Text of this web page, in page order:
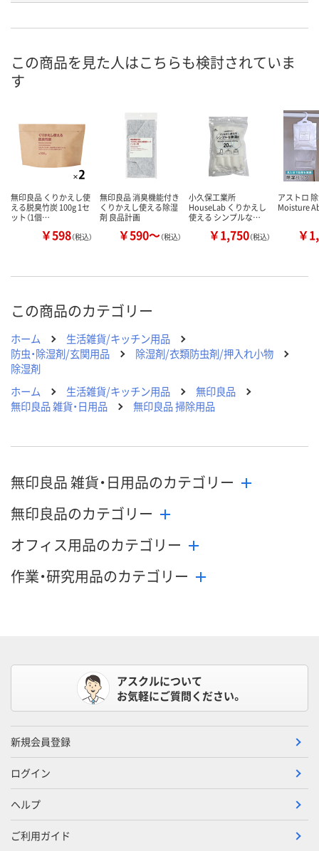
8月7日（金）
カゴへ カゴへ
この商品を見た人はこちらも検討されていま
す
無印良品 くりかえし使
える脱臭竹炭 100g 1セ
ット（1個…
￥598（税込）
無印良品 消臭機能付き
くりかえし使える除湿
剤 良品計画
￥590～（税込）
小久保工業所
HouseLab くりかえし
使える シンプルな…
￥1,750（税込）
アストロ
Moisture
￥
この商品のカテゴリー
ホーム
生活雑貨/キッチン用品
防虫・除湿剤/玄関用品
除湿剤/衣類防虫剤/押入れ小物
除湿剤
ホーム
生活雑貨/キッチン用品
無印良品
無印良品 雑貨・日用品
無印良品 掃除用品
無印良品 雑貨・日用品のカテゴリー
無印良品のカテゴリー
オフィス用品のカテゴリー
作業・研究用品のカテゴリー
アスクルについて
お気軽にご質問ください。
新規会員登録
ログイン
ヘルプ
ご利用ガイド